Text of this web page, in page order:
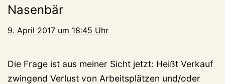
Nasenbär
9. April 2017 um 18:45 Uhr
Die Frage ist aus meiner Sicht jetzt: Heißt Verkauf
zwingend Verlust von Arbeitsplätzen und/oder